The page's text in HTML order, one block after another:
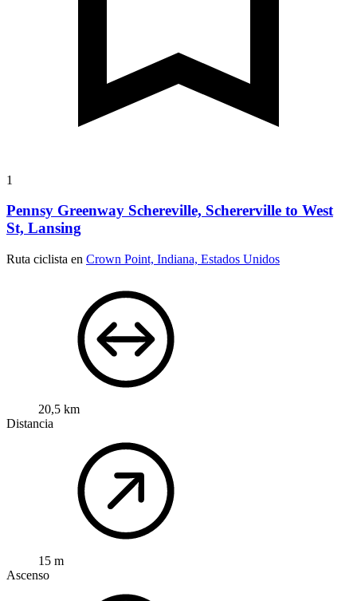
1
Pennsy Greenway Schereville, Schererville to West
St, Lansing
Ruta ciclista en Crown Point, Indiana, Estados Unidos
20,5 km
Distancia
15 m
Ascenso